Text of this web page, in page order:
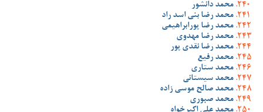
محمد دانشور
محمد رضا بنی اسد راد
محمد رضا پورابراهیمی
محمد رضا مهدوی
محمد رضا نقدی پور
محمد رفیع
محمد ستاری
محمد سیستانی
محمد صالح موسی زاده
محمد صبوری